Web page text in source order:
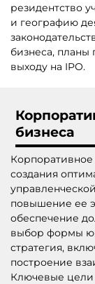
резидентство
и географию
бизнеса,
выходу на IPO.
бизнеса
создания
повышение ее
обеспечение
выбор формы
стратегия,
построение
Ключевые цели